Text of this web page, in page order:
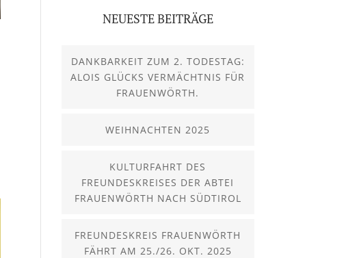
NEUESTE BEITRÄGE
DANKBARKEIT ZUM 2. TODESTAG:
ALOIS GLÜCKS VERMÄCHTNIS FÜR
FRAUENWÖRTH.
WEIHNACHTEN 2025
KULTURFAHRT DES
FREUNDESKREISES DER ABTEI
FRAUENWÖRTH NACH SÜDTIROL
FREUNDESKREIS FRAUENWÖRTH
FÄHRT AM 25./26. OKT. 2025